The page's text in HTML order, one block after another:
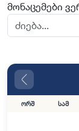
მონაცემები
ორშ სამ